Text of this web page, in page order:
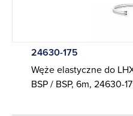
24630-175
Węże elastyczne do
BSP / BSP, 6m, 24630-